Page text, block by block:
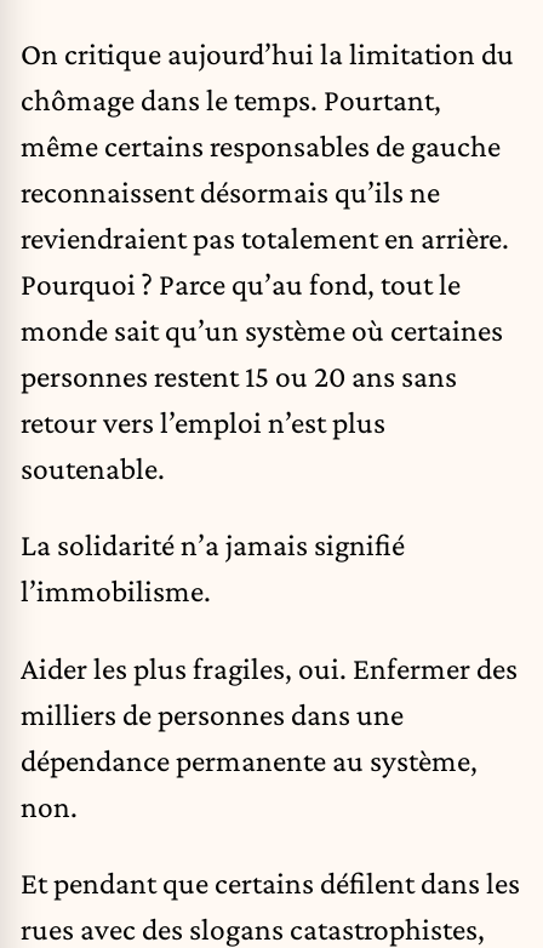
On critique aujourd’hui la limitation du
chômage dans le temps. Pourtant,
même certains responsables de gauche
reconnaissent désormais qu’ils ne
reviendraient pas totalement en arrière.
Pourquoi ? Parce qu’au fond, tout le
monde sait qu’un système où certaines
personnes restent 15 ou 20 ans sans
retour vers l’emploi n’est plus
soutenable.
La solidarité n’a jamais signifié
l’immobilisme.
Aider les plus fragiles, oui. Enfermer des
milliers de personnes dans une
dépendance permanente au système,
non.
Et pendant que certains défilent dans les
rues avec des slogans catastrophistes,